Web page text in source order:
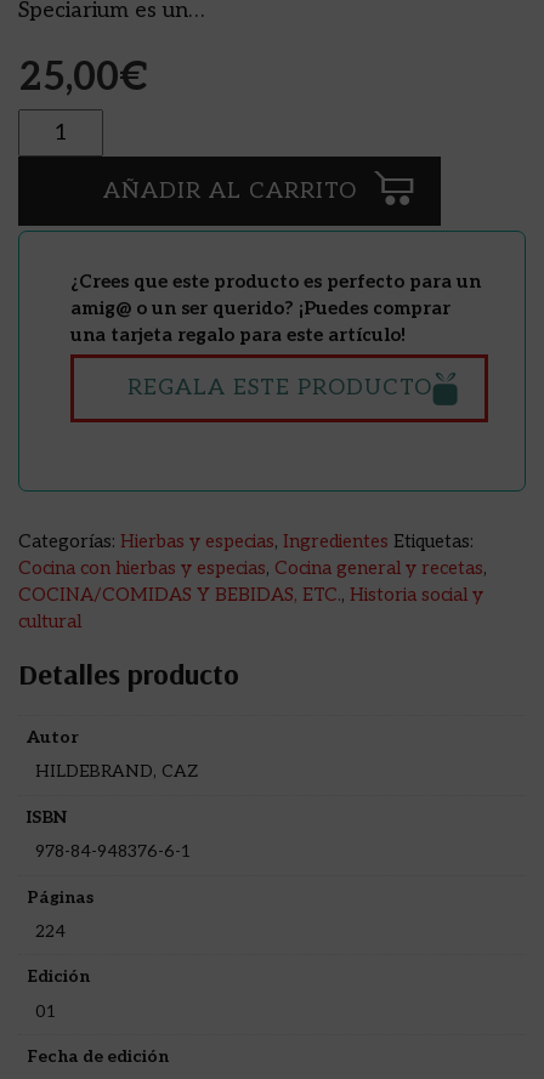
Speciarium es un…
25,00€
Cantidad
AÑADIR AL CARRITO
¿Crees que este producto es perfecto para un
amig@ o un ser querido? ¡Puedes comprar
una tarjeta regalo para este artículo!
REGALA ESTE PRODUCTO
Categorías: Hierbas y especias, Ingredientes Etiquetas:
Cocina con hierbas y especias, Cocina general y recetas,
COCINA/COMIDAS Y BEBIDAS, ETC., Historia social y
cultural
Detalles producto
Autor
HILDEBRAND, CAZ
ISBN
978-84-948376-6-1
Páginas
224
Edición
01
Fecha de edición